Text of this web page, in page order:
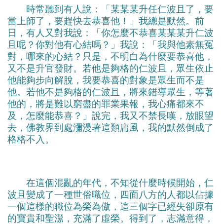
時常聽到有人說：「某某某升任仁波且了，要
當上師了，要趕快去恭喜他！」我總是默然。前
日，有人又對我說：「你怎麼不恭喜某某某升仁波
且呢？你對他有心結嗎？」我說：「我與他素無冤
對，哪來的心結？只是，不明白為什麼要恭喜他，
又不是升官發財。若他是夠格的仁波且，眾生依止
他能夠步向解脫，我要恭喜的對象是眾生而不是
他。若他不是夠格的仁波且，將來錯導眾生，等著
他的，將是難以窮盡的罪業果報，我心痛都來不
及，怎麼能恭喜？」說完，我又不禁長嘆，放眼望
去，佛教界到處瀰漫著這類庸風，我的默然倒成了
格格不入。
在這個混亂的年代，不知從什麼時候開始，仁
波且變成了一種世俗職位，四面八方的人都以佔據
一個這樣的職位為榮為傲，這三個字已經失卻原有
的寶貴和聖潔，充滿了虛榮。得到了，志滿意得，